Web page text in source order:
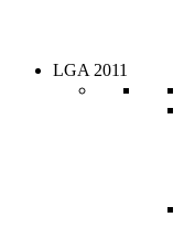
LGA 2011